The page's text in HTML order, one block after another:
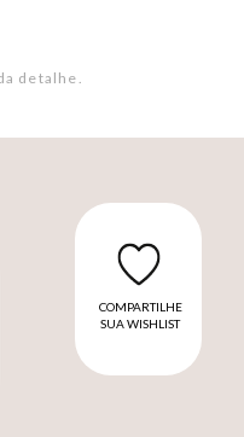
detalhe.
COMPARTILHE
SUA WISHLIST